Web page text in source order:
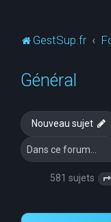
GestSup.fr
Général
Nouveau sujet
581 sujets